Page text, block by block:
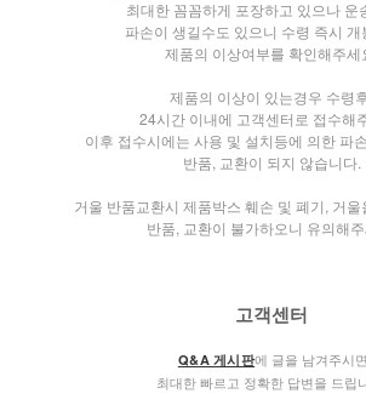
최대한 꼼꼼하게 포장하고 있으나 운
파손이 생길수도 있으니 수령 즉시 개
제품의 이상여부를 확인해주세
제품의 이상이 있는경우 수령
24시간 이내에 고객센터로 접수해
이후 접수시에는 사용 및 설치등에 의한 파
반품, 교환이 되지 않습니다.
거울 반품교환시 제품박스 훼손 및 폐기, 거
반품, 교환이 불가하오니 유의해
고객센터
Q&A 게시판에 글을 남겨주시면
최대한 빠르고 정확한 답변을 드립